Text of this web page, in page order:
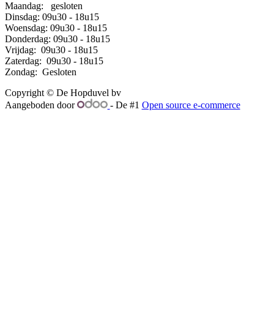
Maandag:
​gesloten
Dinsdag: ​​​09u30 - 18u15
Woensdag: ​​09u30 - 18u15
Donderdag: ​​09u30 - 18u15
Vrijdag: ​​09u30 - 18u15
Zaterdag: ​09u30 - 18u15
Zondag: ​Gesloten
Copyright © De Hopduvel bv
Aangeboden door
- De #1 Open source e-commerce